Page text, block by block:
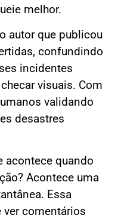
melhor.
autor que publicou
confundindo
incidentes
visuais. Com
validando
desastres
acontece quando
Acontece uma
Essa
ver comentários